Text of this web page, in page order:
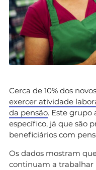
Cerca de 10% dos
exercer atividade
da pensão. Este grupo
específico, já que são
beneficiários com
Os dados mostram
continuam a trabalhar